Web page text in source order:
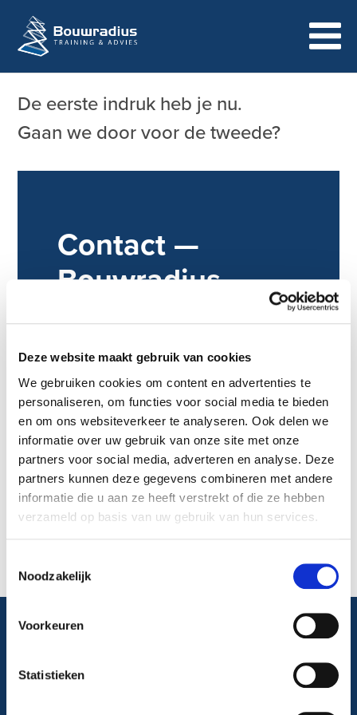
Deze website maakt gebruik van cookies
We gebruiken cookies om content en advertenties te
personaliseren, om functies voor social media te bieden
en om ons websiteverkeer te analyseren. Ook delen we
informatie over uw gebruik van onze site met onze
partners voor social media, adverteren en analyse. Deze
partners kunnen deze gegevens combineren met andere
informatie die u aan ze heeft verstrekt of die ze hebben
verzameld op basis van uw gebruik van hun services.
Noodzakelijk
Voorkeuren
Statistieken
De eerste indruk heb je nu.
Gaan we door voor de tweede?
Contact —
Bouwradius
Bouwradius Training
& Advies
Antonie van Leeuwenhoekweg 38 A 10
2408 AN, Alphen aan den Rijn
T 079 36 85 800
F 079 36 85 890
E info@bouwradius.nl
Whatsapp
nummer 27180487 bij de Kamer van
alle lagen binnen uw bouwonderneming: